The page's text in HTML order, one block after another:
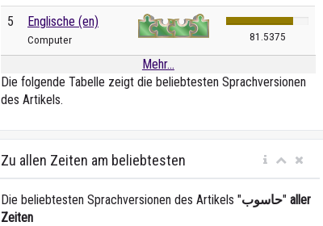
5 Englische (en)
Computer 81.5375
Mehr...
Die folgende Tabelle zeigt die beliebtesten Sprachversionen
des Artikels.
Zu allen Zeiten am beliebtesten
Die beliebtesten Sprachversionen des Artikels "حاسوب" aller
Zeiten